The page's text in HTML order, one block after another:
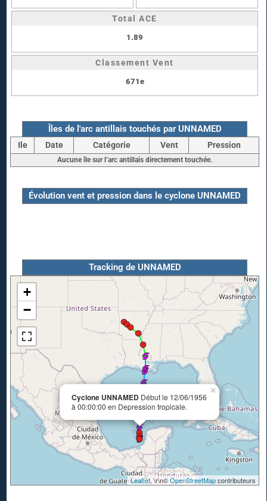
Total ACE
1.89
Classement Vent
671e
Îles de l'arc antillais touchés par UNNAMED
Ile Date Catégorie Vent Pression
Aucune île sur l’arc antillais directement touchée.
Évolution vent et pression dans le cyclone UNNAMED
Tracking de UNNAMED
Cyclone UNNAMED Début le 12/06/1956
à 00:00:00 en Depression tropicale.
×
+
−
Leaflet, \r\n©OpenStreetMapcontributeurs